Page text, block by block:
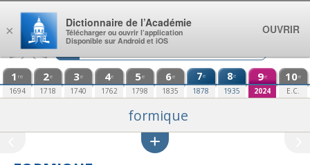
Aller au contenu
1 re
1694
2e
1718
3e
1740
4e
1762
5e
1798
6e
1835
7e
1878
8e
1935
9e
2024
10e
E.C.
formique
×
Dictionnaire de l’Académie
Télécharger ou ouvrir l’application
Disponible sur Android et iOS
OUVRIR